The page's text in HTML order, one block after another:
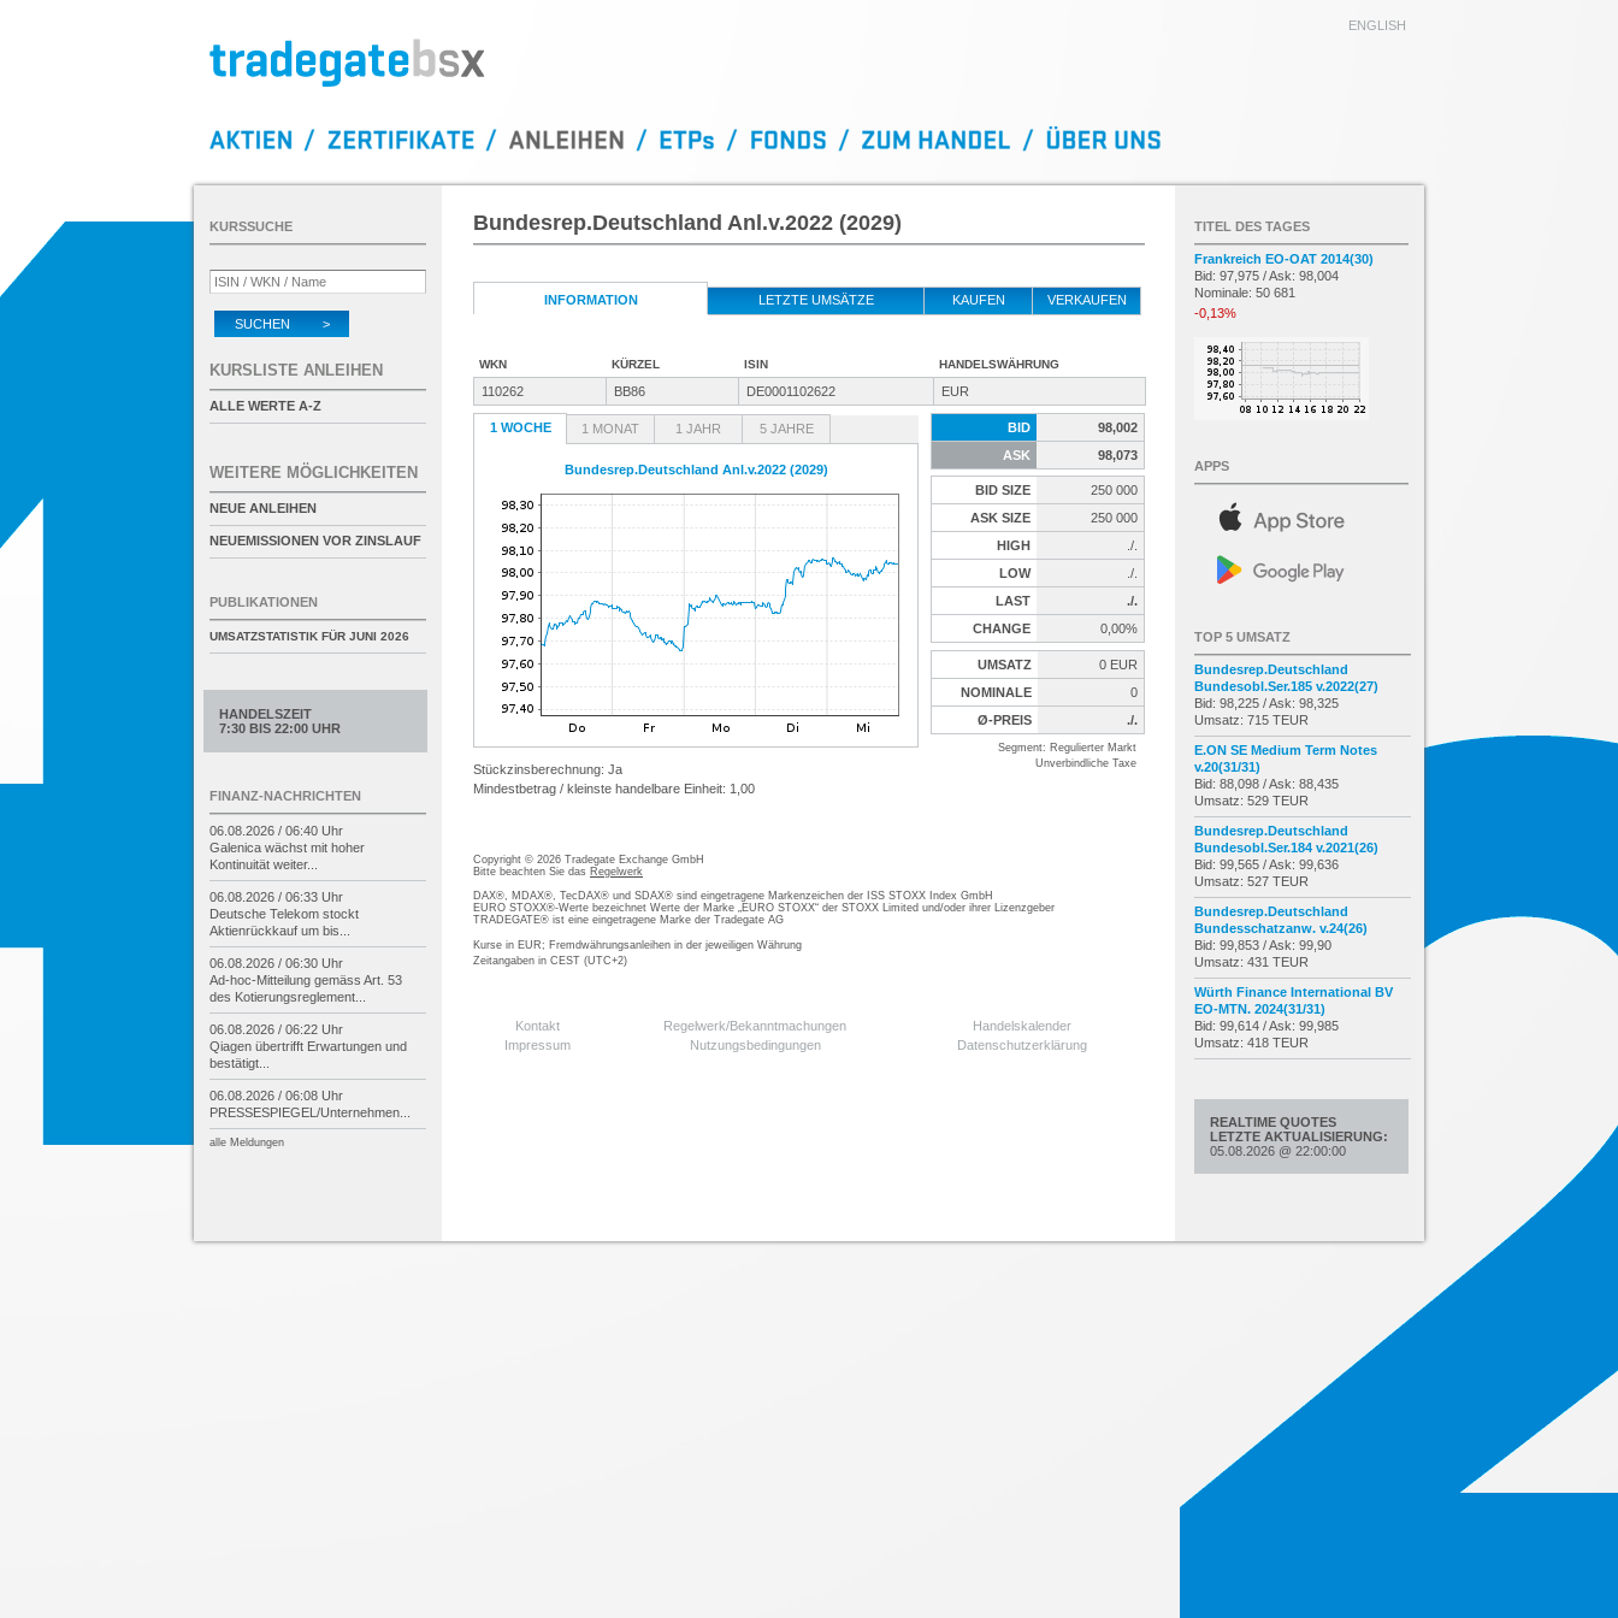
ENGLISH
Bundesrep.Deutschland Anl.v.2022 (2029)
INFORMATION LETZTE UMSÄTZE KAUFEN VERKAUFEN
WKN KÜRZEL ISIN HANDELSWÄHRUNG
110262 BB86 DE0001102622 EUR
1 WOCHE 1 MONAT 1 JAHR 5 JAHRE
Bundesrep.Deutschland Anl.v.2022 (2029)
Stückzinsberechnung: Ja
Mindestbetrag / kleinste handelbare Einheit: 1,00
BID
98,002
ASK
98,073
BID SIZE
250 000
ASK SIZE
250 000
HIGH
./.
LOW
./.
LAST
./.
CHANGE
0,00%
UMSATZ
0 EUR
NOMINALE
0
Ø-PREIS
./.
Segment: Regulierter Markt
Unverbindliche Taxe
Copyright © 2026 Tradegate Exchange GmbH
Bitte beachten Sie das Regelwerk
DAX®, MDAX®, TecDAX® und SDAX® sind eingetragene Markenzeichen der ISS STOXX Index GmbH
EURO STOXX®-Werte bezeichnet Werte der Marke „EURO STOXX“ der STOXX Limited und/oder ihrer Lizenzgeber
TRADEGATE® ist eine eingetragene Marke der Tradegate AG
Kurse in EUR; Fremdwährungsanleihen in der jeweiligen Währung
Zeitangaben in CEST (UTC+2)
Kontakt Regelwerk/Bekanntmachungen
Handelskalender
Impressum
Nutzungsbedingungen Datenschutzerklärung
KURSSUCHE
SUCHEN >
KURSLISTE ANLEIHEN
ALLE WERTE A-Z
WEITERE MÖGLICHKEITEN
NEUE ANLEIHEN
NEUEMISSIONEN VOR ZINSLAUF
PUBLIKATIONEN
UMSATZSTATISTIK FÜR JUNI 2026
HANDELSZEIT
7:30 BIS 22:00 UHR
FINANZ-NACHRICHTEN
06.08.2026 / 06:40 Uhr
Galenica wächst mit hoher
Kontinuität weiter...
06.08.2026 / 06:33 Uhr
Deutsche Telekom stockt
Aktienrückkauf um bis...
06.08.2026 / 06:30 Uhr
Ad-hoc-Mitteilung gemäss Art. 53
des Kotierungsreglement...
06.08.2026 / 06:22 Uhr
Qiagen übertrifft Erwartungen und
bestätigt...
06.08.2026 / 06:08 Uhr
PRESSESPIEGEL/Unternehmen...
alle Meldungen
TITEL DES TAGES
Frankreich EO-OAT 2014(30)
Bid: 97,975 / Ask: 98,004
Nominale: 50 681
-0,13%
APPS
TOP 5 UMSATZ
Bundesrep.Deutschland
Bundesobl.Ser.185 v.2022(27)
Bid: 98,225 / Ask: 98,325
Umsatz: 715 TEUR
E.ON SE Medium Term Notes
v.20(31/31)
Bid: 88,098 / Ask: 88,435
Umsatz: 529 TEUR
Bundesrep.Deutschland
Bundesobl.Ser.184 v.2021(26)
Bid: 99,565 / Ask: 99,636
Umsatz: 527 TEUR
Bundesrep.Deutschland
Bundesschatzanw. v.24(26)
Bid: 99,853 / Ask: 99,90
Umsatz: 431 TEUR
Würth Finance International BV
EO-MTN. 2024(31/31)
Bid: 99,614 / Ask: 99,985
Umsatz: 418 TEUR
REALTIME QUOTES
LETZTE AKTUALISIERUNG:
05.08.2026 @ 22:00:00